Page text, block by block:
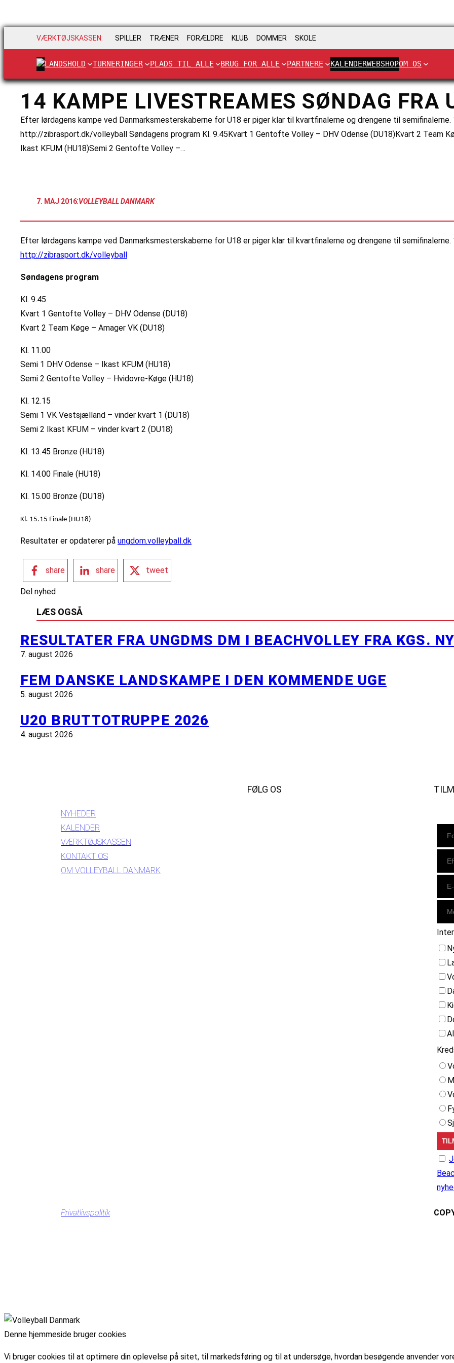
VÆRKTØJSKASSEN: SPILLER TRÆNER FORÆLDRE KLUB DOMMER SKOLE
LANDSHOLD TURNERINGER PLADS TIL ALLE BRUG FOR ALLE PARTNERE KALENDERWEBSHOPOM OS
14 KAMPE LIVESTREAMES SØNDAG FRA
Efter lørdagens kampe ved Danmarksmesterskaberne for U18 er piger klar til kvartfinalerne og drengene til
http://zibrasport.dk/volleyball Søndagens program Kl. 9.45Kvart 1 Gentofte Volley – DHV Odense (DU18)Kvart 2 Team
Ikast KFUM (HU18)Semi 2 Gentofte Volley –…
7. MAJ 2016:VOLLEYBALL DANMARK
Efter lørdagens kampe ved Danmarksmesterskaberne for U18 er piger klar til kvartfinalerne og drengene til
http://zibrasport.dk/volleyball
Søndagens program
Kl. 9.45
Kvart 1 Gentofte Volley – DHV Odense (DU18)
Kvart 2 Team Køge – Amager VK (DU18)
Kl. 11.00
Semi 1 DHV Odense – Ikast KFUM (HU18)
Semi 2 Gentofte Volley – Hvidovre-Køge (HU18)
Kl. 12.15
Semi 1 VK Vestsjælland – vinder kvart 1 (DU18)
Semi 2 Ikast KFUM – vinder kvart 2 (DU18)
Kl. 13.45 Bronze (HU18)
Kl. 14.00 Finale (HU18)
Kl. 15.00 Bronze (DU18)
Kl. 15.15 Finale (HU18)
Resultater er opdaterer på ungdom.volleyball.dk
share share tweet
Del nyhed
LÆS OGSÅ
RESULTATER FRA UNGDMS DM I BEACHVOLLEY FRA KGS.
7. august 2026
FEM DANSKE LANDSKAMPE I DEN KOMMENDE UGE
5. august 2026
U20 BRUTTOTRUPPE 2026
4. august 2026
NYHEDER
KALENDER
VÆRKTØJSKASSEN
KONTAKT OS
OM VOLLEYBALL DANMARK
FØLG OS
Privatlivspolitik
Denne hjemmeside bruger cookies
Vi bruger cookies til at optimere din oplevelse på sitet, til markedsføring og til at undersøge, hvordan besøgende anvender